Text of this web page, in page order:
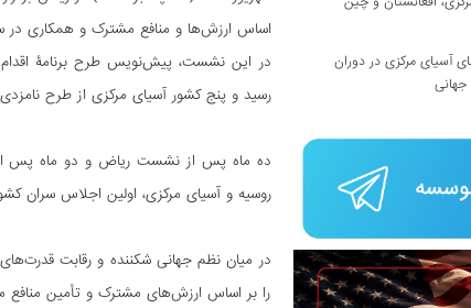
اساس ارزش‌ها و منافع مشترک و همکاری‌ در
رسید و پنج کشور آسیای مرکزی از طرح نامزدی عربستان
روسیه و آسیای مرکزی، اولین اجلاس سران کشورهای آسیای
در میان نظم جهانی شکننده و رقابت
را بر اساس ارزش‌های مشترک و تأمین منافع
آسیای مرکزی در دوران